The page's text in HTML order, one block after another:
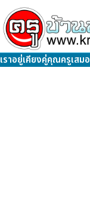
เราอยู่เคียงคู่คุณครูเสมอ